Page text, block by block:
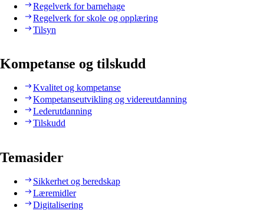
Regelverk for barnehage
Regelverk for skole og opplæring
Tilsyn
Kompetanse og tilskudd
Kvalitet og kompetanse
Kompetanseutvikling og videreutdanning
Lederutdanning
Tilskudd
Temasider
Sikkerhet og beredskap
Læremidler
Digitalisering